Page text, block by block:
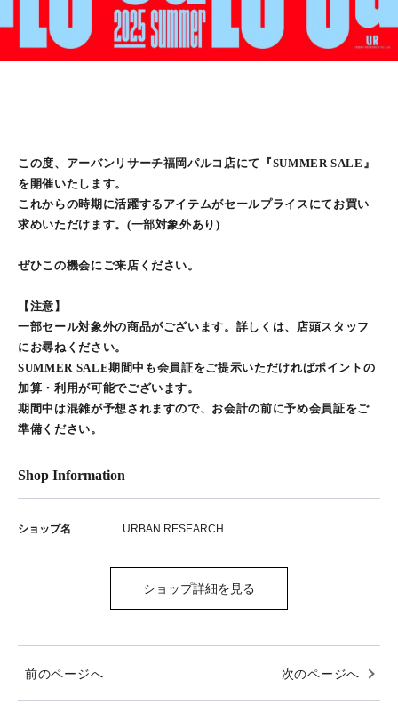
この度、アーバンリサーチ福岡パルコ店にて『SUMMER SALE』
を開催いたします。
これからの時期に活躍するアイテムがセールプライスにてお買い
求めいただけます。(一部対象外あり)
ぜひこの機会にご来店ください。
【注意】
一部セール対象外の商品がございます。詳しくは、店頭スタッフ
にお尋ねください。
SUMMER SALE期間中も会員証をご提示いただければポイントの
加算・利用が可能でございます。
期間中は混雑が予想されますので、お会計の前に予め会員証をご
準備ください。
Shop Information
ショップ名 URBAN RESEARCH
ショップ詳細を見る
前のページへ 次のページへ